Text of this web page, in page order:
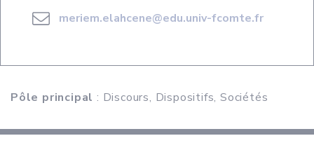
meriem.elahcene@edu.univ-fcomte.fr
Pôle principal : Discours, Dispositifs, Sociétés